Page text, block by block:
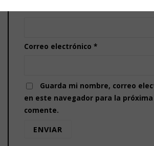
Correo electrónico *
Guarda mi nombre, correo
en este navegador para la
comente.